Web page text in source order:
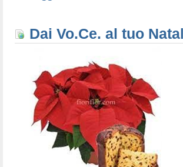
Dai Vo.Ce. al tuo